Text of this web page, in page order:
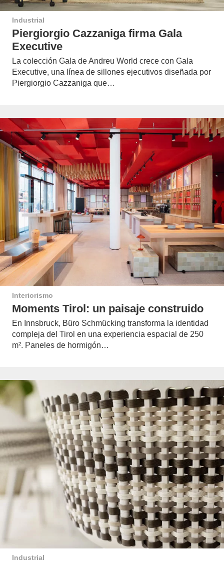
Industrial
Piergiorgio Cazzaniga firma Gala
Executive
La colección Gala de Andreu World crece con Gala
Executive, una línea de sillones ejecutivos diseñada por
Piergiorgio Cazzaniga que…
Interiorismo
Moments Tirol: un paisaje construido
En Innsbruck, Büro Schmücking transforma la identidad
compleja del Tirol en una experiencia espacial de 250
m². Paneles de hormigón…
Industrial